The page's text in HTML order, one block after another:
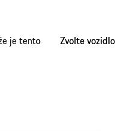
je tento
Zvolte vozidlo
Zvolte vozidlo